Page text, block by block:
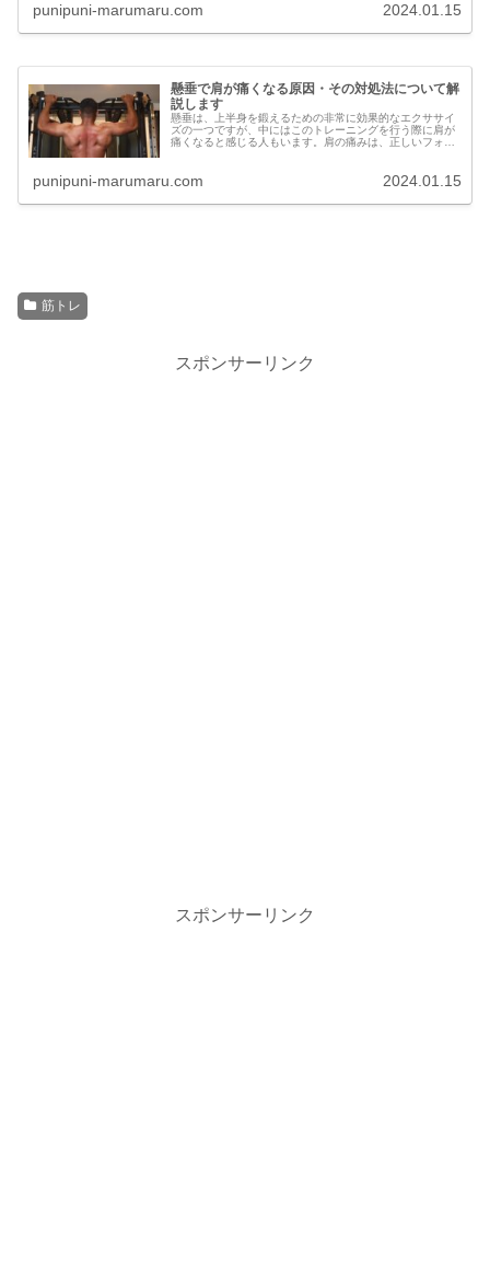
punipuni-marumaru.com 2024.01.15
懸垂で肩が痛くなる原因・その対処法について解
説します
懸垂は、上半身を鍛えるための非常に効果的なエクササイ
ズの一つですが、中にはこのトレーニングを行う際に肩が
痛くなると感じる人もいます。肩の痛みは、正しいフォー
punipuni-marumaru.com 2024.01.15
筋トレ
スポンサーリンク
スポンサーリンク